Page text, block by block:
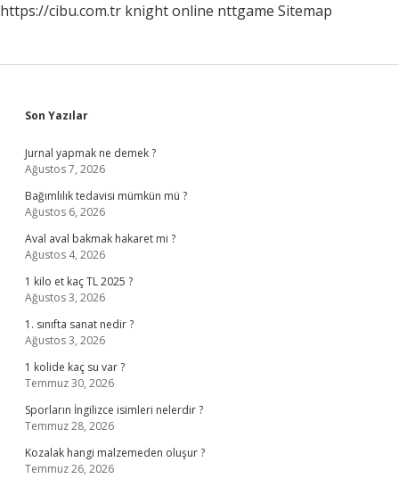
https://cibu.com.tr knight online nttgame Sitemap
Sidebar
Son Yazılar
Jurnal yapmak ne demek ?
Ağustos 7, 2026
Bağımlılık tedavisi mümkün mü ?
Ağustos 6, 2026
Aval aval bakmak hakaret mi ?
Ağustos 4, 2026
1 kilo et kaç TL 2025 ?
Ağustos 3, 2026
1. sınıfta sanat nedir ?
Ağustos 3, 2026
1 kolide kaç su var ?
Temmuz 30, 2026
Sporların İngilizce isimleri nelerdir ?
Temmuz 28, 2026
Kozalak hangi malzemeden oluşur ?
Temmuz 26, 2026